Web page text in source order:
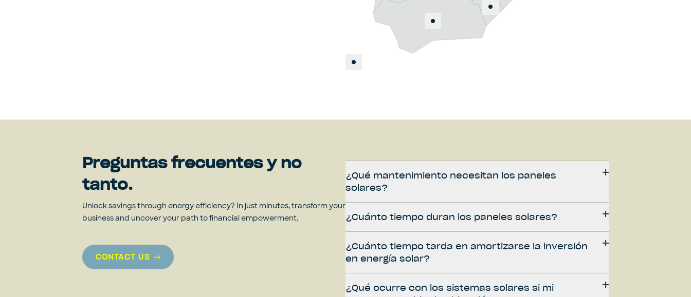
Preguntas frecuentes y no
tanto.
Unlock savings through energy efficiency? In just minutes, transform your
business and uncover your path to financial empowerment.
CONTACT US
¿Qué mantenimiento necesitan los paneles
solares?
¿Cuánto tiempo duran los paneles solares?
¿Cuánto tiempo tarda en amortizarse la inversión
en energía solar?
¿Qué ocurre con los sistemas solares si mi